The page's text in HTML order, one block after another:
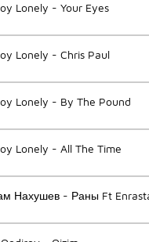
Lonely - Your Eyes
Lonely - Chris Paul
Lonely - By The Pound
Lonely - All The Time
Нахушев - Раны Ft